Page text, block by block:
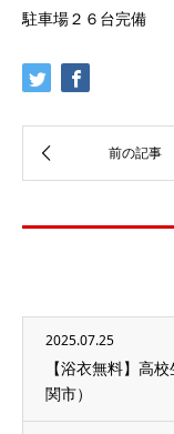
駐車場２６台完備
2025.07.25
【浴衣無料】高
関市）